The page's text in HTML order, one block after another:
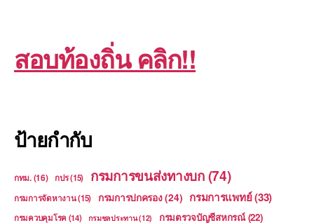
สอบท้องถิ่น คลิก!!
ป้ายกำกับ
กทม.(16) กปร(15) กรมการขนส่งทางบก(74)
กรมการจัดหางาน(15) กรมการปกครอง(24) กรมการแพทย์(33)
กรมควบคุมโรค (14) กรมชลประทาน(12) กรมตรวจบัญชีสหกรณ์(22)